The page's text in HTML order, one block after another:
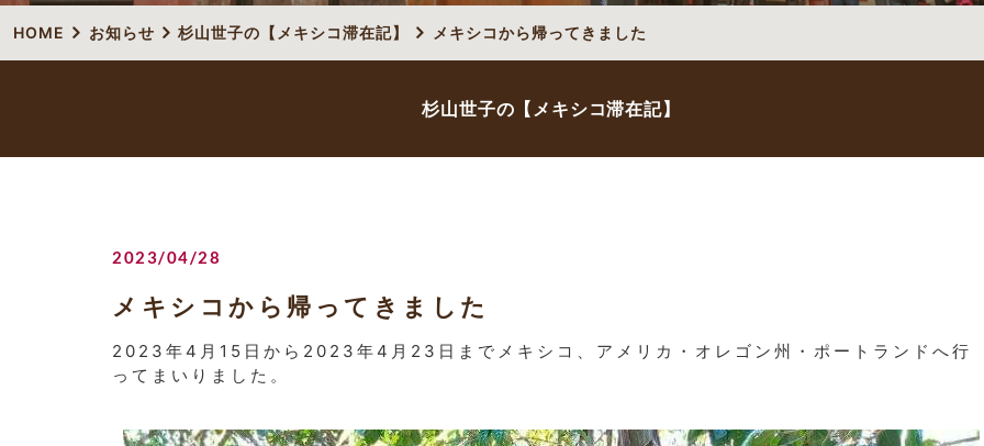
HOME お知らせ 杉山世子の【メキシコ滞在記】 メキシコから帰ってきました
杉山世子の【メキシコ滞在記】
2023/04/28
メキシコから帰ってきました
2023年4月15日から2023年4月23日までメキシコ、アメリカ・オレゴン州・ポートランドへ行
ってまいりました。